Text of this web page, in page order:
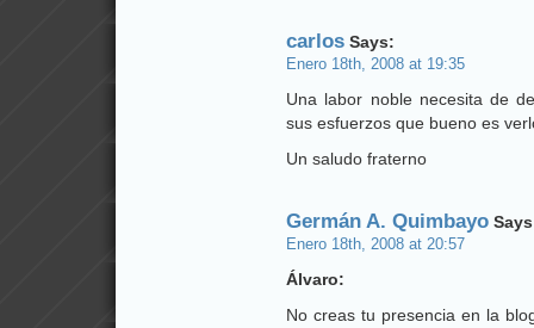
carlos Says:
Enero 18th, 2008 at 19:35
Una labor noble necesita de
sus esfuerzos que bueno es
Un saludo fraterno
Germán A. Quimbayo
Enero 18th, 2008 at 20:57
Álvaro:
No creas tu presencia en la